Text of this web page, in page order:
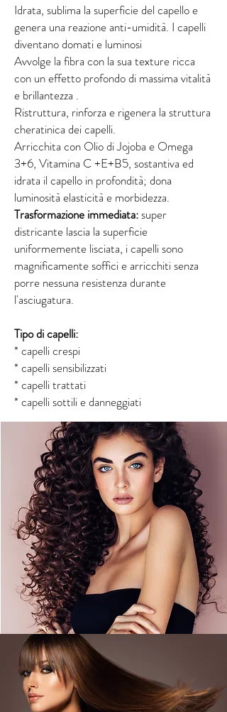
Idrata, sublima la superficie del capello e
genera una reazione anti-umidità. I capelli
diventano domati e luminosi
Avvolge la fibra con la sua texture ricca
con un effetto profondo di massima vitalità
e brillantezza .
Ristruttura, rinforza e rigenera la struttura
cheratinica dei capelli.
Arricchita con Olio di Jojoba e Omega
3+6, Vitamina C +E+B5, sostantiva ed
idrata il capello in profondità; dona
luminosità elasticità e morbidezza.
Trasformazione immediata:super
districante lascia la superficie
uniformemente lisciata, i capelli sono
magnificamente soffici e arricchiti senza
porre nessuna resistenza durante
l'asciugatura.
Tipo di capelli:
* capelli crespi
* capelli sensibilizzati
* capelli trattati
* capelli sottili e danneggiati